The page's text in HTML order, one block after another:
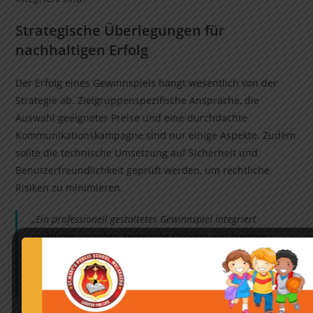
Strategische Überlegungen für
nachhaltigen Erfolg
Der Erfolg eines Gewinnspiels hängt wesentlich von der
Strategie ab. Zielgruppenspezifische Ansprache, die
Auswahl geeigneter Preise und eine durchdachte
Kommunikationskampagne sind nur einige Aspekte. Zudem
sollte die technische Umsetzung auf Sicherheit und
Benutzerfreundlichkeit geprüft werden, um rechtliche
Risiken zu minimieren.
„Ein professionell gestaltetes Gewinnspiel integriert
rechtliche Vorgaben, technische Qualität und kreative
Ansätze – nur so kann es langfristige Markenbindung
schaffen.“
— Branchenexperte für Digital Marketing